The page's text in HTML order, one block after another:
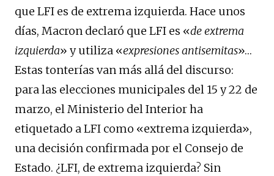
que LFI es de extrema izquierda. Hace unos
días, Macron declaró que LFI es «de extrema
izquierda» y utiliza «expresiones antisemitas»…
Estas tonterías van más allá del discurso:
para las elecciones municipales del 15 y 22 de
marzo, el Ministerio del Interior ha
etiquetado a LFI como «extrema izquierda»,
una decisión confirmada por el Consejo de
Estado. ¿LFI, de extrema izquierda? Sin